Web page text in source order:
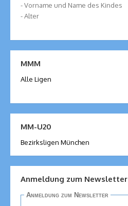
- Vorname und Name des Kindes
- Alter
MMM
Alle Ligen
MM-U20
Bezirksligen München
Anmeldung zum Newsletter
Anmeldung zum Newsletter